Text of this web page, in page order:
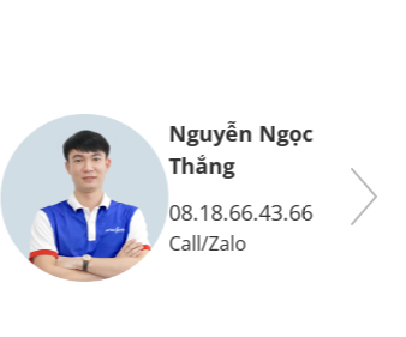
Nguyễn Ngọc
Thắng
08.18.66.43.66
Call/Zalo